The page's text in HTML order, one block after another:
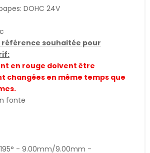
DOHC 24V
référence souhaitée pour
en rouge doivent être
changées en même temps que
fonte
195° - 9.00mm/9.00mm -